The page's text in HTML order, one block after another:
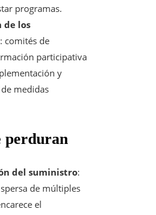
programas.
de los
: comités de
participativa
y
medidas
perduran
del suministro:
de múltiples
el